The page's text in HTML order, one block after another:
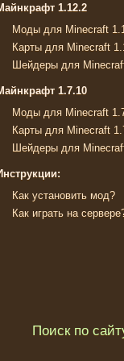
1.12.2
Моды для Minecraft
Карты для Minecraft
Шейдеры для
1.7.10
Моды для Minecraft
Карты для Minecraft
Шейдеры для
Как установить мод?
Как играть на
Поиск по